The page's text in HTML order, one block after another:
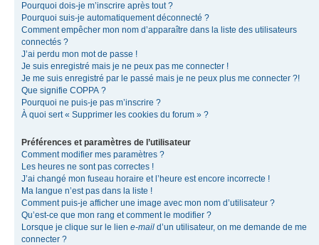
Pourquoi dois-je m’inscrire après tout ?
Pourquoi suis-je automatiquement déconnecté ?
Comment empêcher mon nom d’apparaître dans la liste des utilisateurs
connectés ?
J’ai perdu mon mot de passe !
Je suis enregistré mais je ne peux pas me connecter !
Je me suis enregistré par le passé mais je ne peux plus me connecter ?!
Que signifie COPPA ?
Pourquoi ne puis-je pas m’inscrire ?
À quoi sert « Supprimer les cookies du forum » ?
Préférences et paramètres de l’utilisateur
Comment modifier mes paramètres ?
Les heures ne sont pas correctes !
J’ai changé mon fuseau horaire et l’heure est encore incorrecte !
Ma langue n’est pas dans la liste !
Comment puis-je afficher une image avec mon nom d’utilisateur ?
Qu’est-ce que mon rang et comment le modifier ?
Lorsque je clique sur le lien e-mail d’un utilisateur, on me demande de me
connecter ?